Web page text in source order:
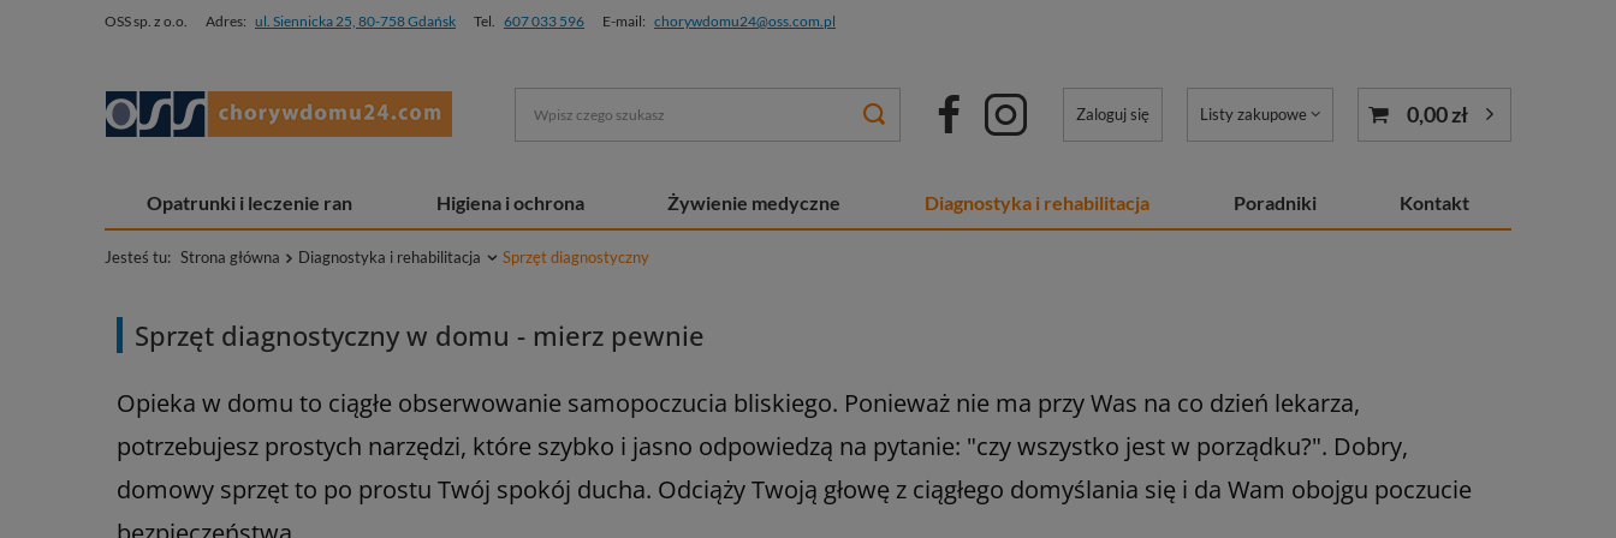
OSS sp. z o.o. Adres: ul. Siennicka 25, 80-758 Gdańsk Tel. 607 033 596 E-mail: chorywdomu24@oss.com.pl
Zaloguj się Listy zakupowe 0,00 zł
Opatrunki i leczenie ran Higiena i ochrona Żywienie medyczne Diagnostyka i rehabilitacja Poradniki Kontakt
Jesteś tu: Strona główna Diagnostyka i rehabilitacja Sprzęt diagnostyczny
Sprzęt diagnostyczny w domu - mierz pewnie
Opieka w domu to ciągłe obserwowanie samopoczucia bliskiego. Ponieważ nie ma przy Was na co dzień lekarza,
potrzebujesz prostych narzędzi, które szybko i jasno odpowiedzą na pytanie: "czy wszystko jest w porządku?". Dobry,
domowy sprzęt to po prostu Twój spokój ducha. Odciąży Twoją głowę z ciągłego domyślania się i da Wam obojgu poczucie